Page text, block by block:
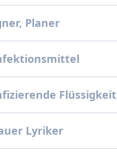
Planer
Flüssigkeit
Lyriker